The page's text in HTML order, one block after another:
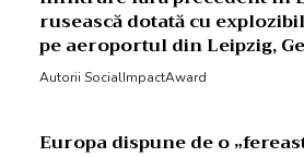
rusească dotată cu
pe aeroportul din Leipzig,
Autorii SocialImpactAward
Europa dispune de o